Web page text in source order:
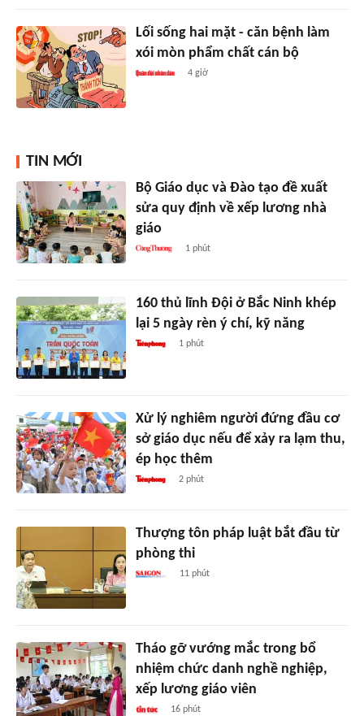
Lối sống hai mặt - căn bệnh làm
xói mòn phẩm chất cán bộ
4 giờ
TIN MỚI
Bộ Giáo dục và Đào tạo đề xuất
sửa quy định về xếp lương nhà
giáo
1 phút
160 thủ lĩnh Đội ở Bắc Ninh khép
lại 5 ngày rèn ý chí, kỹ năng
1 phút
Xử lý nghiêm người đứng đầu cơ
sở giáo dục nếu để xảy ra lạm thu,
ép học thêm
2 phút
Thượng tôn pháp luật bắt đầu từ
phòng thi
11 phút
Tháo gỡ vướng mắc trong bổ
nhiệm chức danh nghề nghiệp,
xếp lương giáo viên
16 phút